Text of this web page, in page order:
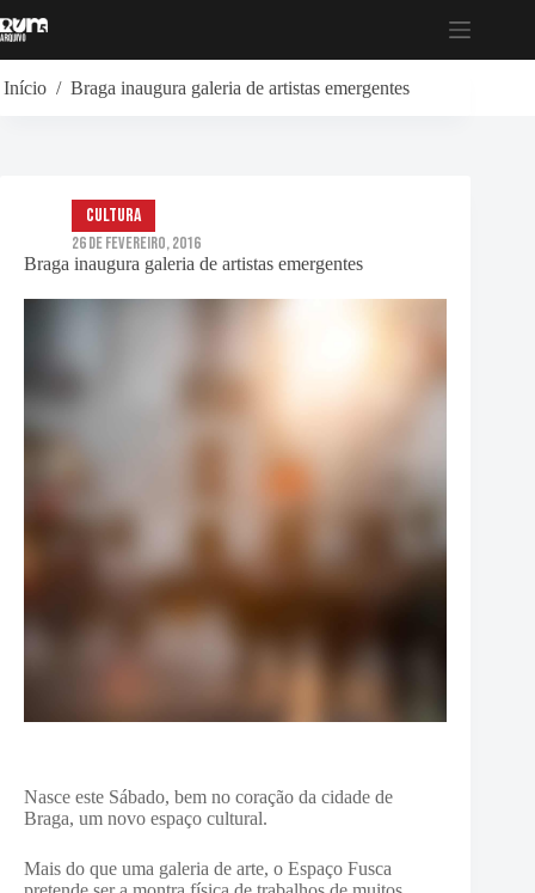
para
Início / Braga inaugura galeria de artistas emergentes
Braga inaugura galeria de artistas emergentes
Cultura
26 de Fevereiro, 2016
Nasce este Sábado, bem no coração da cidade de
Braga, um novo espaço cultural.
Mais do que uma galeria de arte, o Espaço Fusca